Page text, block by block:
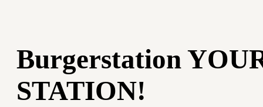
Burgerstation
STATION!